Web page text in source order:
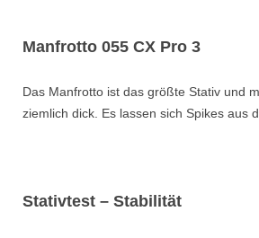
Manfrotto 055 CX Pro 3
Das Manfrotto ist das größte Stativ und
ziemlich dick. Es lassen sich Spikes aus
Stativtest – Stabilität